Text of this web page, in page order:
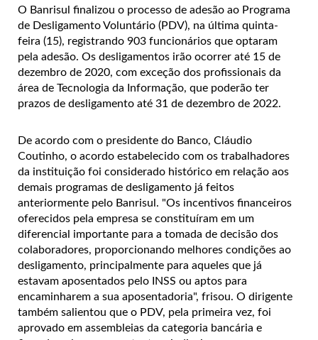
O Banrisul finalizou o processo de adesão ao Programa
de Desligamento Voluntário (PDV), na última quinta-
feira (15), registrando 903 funcionários que optaram
pela adesão. Os desligamentos irão ocorrer até 15 de
dezembro de 2020, com exceção dos profissionais da
área de Tecnologia da Informação, que poderão ter
prazos de desligamento até 31 de dezembro de 2022.
De acordo com o presidente do Banco, Cláudio
Coutinho, o acordo estabelecido com os trabalhadores
da instituição foi considerado histórico em relação aos
demais programas de desligamento já feitos
anteriormente pelo Banrisul. "Os incentivos financeiros
oferecidos pela empresa se constituíram em um
diferencial importante para a tomada de decisão dos
colaboradores, proporcionando melhores condições ao
desligamento, principalmente para aqueles que já
estavam aposentados pelo INSS ou aptos para
encaminharem a sua aposentadoria", frisou. O dirigente
também salientou que o PDV, pela primeira vez, foi
aprovado em assembleias da categoria bancária e